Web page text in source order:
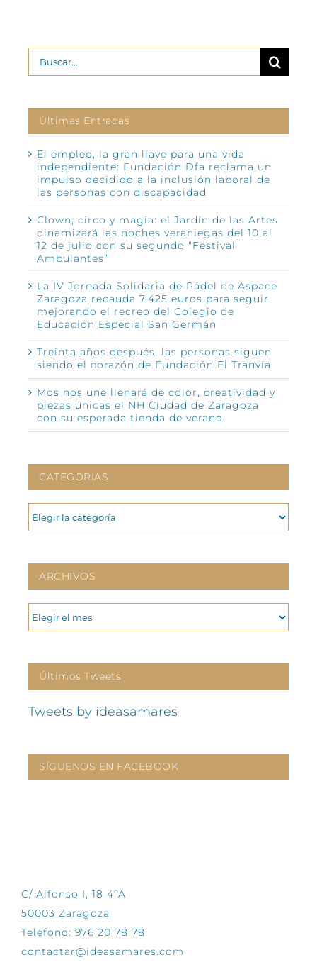
Buscar:
Últimas Entradas
El empleo, la gran llave para una vida
independiente: Fundación Dfa reclama un
impulso decidido a la inclusión laboral de
las personas con discapacidad
Clown, circo y magia: el Jardín de las Artes
dinamizará las noches veraniegas del 10 al
12 de julio con su segundo “Festival
Ambulantes”
La IV Jornada Solidaria de Pádel de Aspace
Zaragoza recauda 7.425 euros para seguir
mejorando el recreo del Colegio de
Educación Especial San Germán
Treinta años después, las personas siguen
siendo el corazón de Fundación El Tranvía
Mos nos une llenará de color, creatividad y
piezas únicas el NH Ciudad de Zaragoza
con su esperada tienda de verano
CATEGORIAS
CATEGORIAS
ARCHIVOS
ARCHIVOS
Últimos Tweets
Tweets by ideasamares
SÍGUENOS EN FACEBOOK
C/ Alfonso I, 18 4ºA
50003 Zaragoza
Teléfono: 976 20 78 78
contactar@ideasamares.com